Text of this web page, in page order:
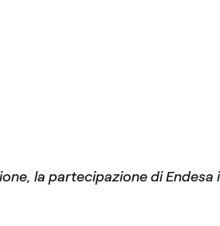
la partecipazione di Endesa